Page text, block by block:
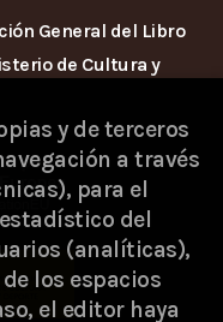
General del Libro
de Cultura y
y de terceros
a través
para el
del
(analíticas),
los espacios
el editor haya